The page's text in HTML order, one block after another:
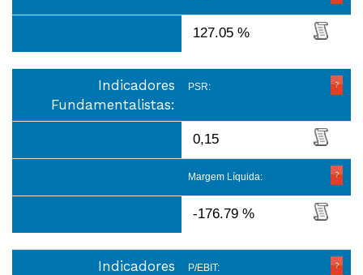
127.05 %
Indicadores
Fundamentalistas:
PSR:
0,15
Margem Líquida:
-176.79 %
Indicadores
P/EBIT: